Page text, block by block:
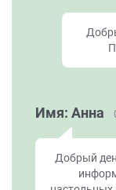
Имя: Анна
Добрый